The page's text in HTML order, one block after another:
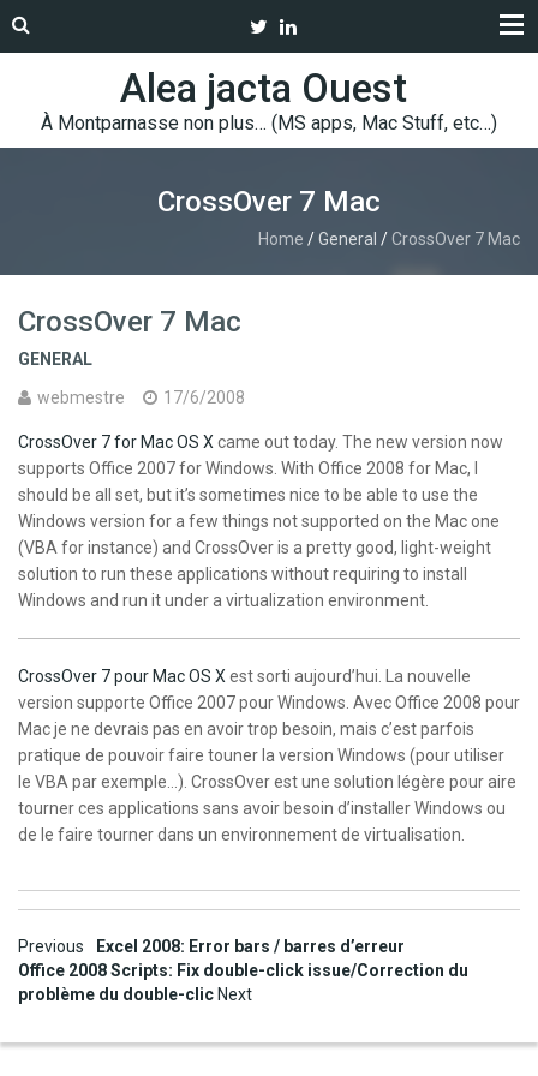
Alea jacta Ouest
À Montparnasse non plus… (MS apps, Mac Stuff, etc…)
CrossOver 7 Mac
Home /General /CrossOver 7 Mac
CrossOver 7 Mac
GENERAL
webmestre
17/6/2008
CrossOver 7 for Mac OS X came out today. The new version now
supports Office 2007 for Windows. With Office 2008 for Mac, I
should be all set, but it’s sometimes nice to be able to use the
Windows version for a few things not supported on the Mac one
(VBA for instance) and CrossOver is a pretty good, light-weight
solution to run these applications without requiring to install
Windows and run it under a virtualization environment.
CrossOver 7 pour Mac OS X est sorti aujourd’hui. La nouvelle
version supporte Office 2007 pour Windows. Avec Office 2008 pour
Mac je ne devrais pas en avoir trop besoin, mais c’est parfois
pratique de pouvoir faire touner la version Windows (pour utiliser
le VBA par exemple…). CrossOver est une solution légère pour aire
tourner ces applications sans avoir besoin d’installer Windows ou
de le faire tourner dans un environnement de virtualisation.
Post
navigation
Previous
Excel 2008: Error bars / barres d’erreur
Office 2008 Scripts: Fix double-click issue/Correction du
problème du double-clic Next